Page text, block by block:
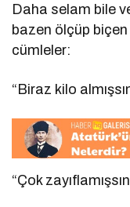
Daha selam bile
bazen ölçüp biçen
cümleler:
“Biraz kilo
“Çok